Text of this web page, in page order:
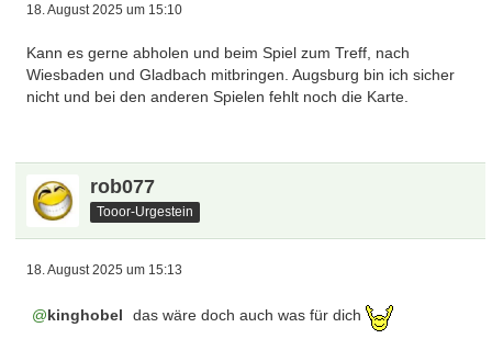
18. August 2025 um 15:10
Kann es gerne abholen und beim Spiel zum Treff, nach
Wiesbaden und Gladbach mitbringen. Augsburg bin ich sicher
nicht und bei den anderen Spielen fehlt noch die Karte.
rob077
Tooor-Urgestein
18. August 2025 um 15:13
kinghobel das wäre doch auch was für dich